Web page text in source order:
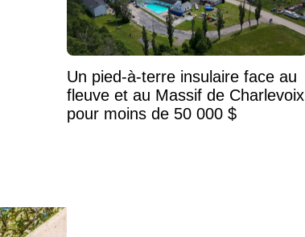
Un pied-à-terre insulaire face au
fleuve et au Massif de Charlevoix
pour moins de 50 000 $